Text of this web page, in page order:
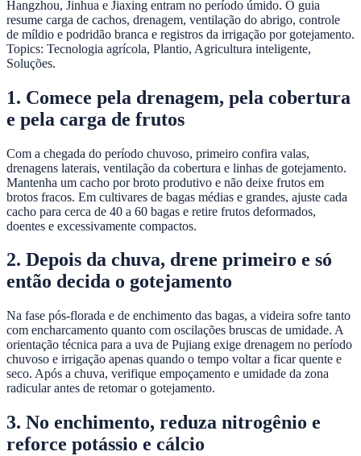
Hangzhou, Jinhua e Jiaxing entram no período úmido. O guia
resume carga de cachos, drenagem, ventilação do abrigo, controle
de míldio e podridão branca e registros da irrigação por gotejamento.
Topics: Tecnologia agrícola, Plantio, Agricultura inteligente,
Soluções.
1. Comece pela drenagem, pela cobertura
e pela carga de frutos
Com a chegada do período chuvoso, primeiro confira valas,
drenagens laterais, ventilação da cobertura e linhas de gotejamento.
Mantenha um cacho por broto produtivo e não deixe frutos em
brotos fracos. Em cultivares de bagas médias e grandes, ajuste cada
cacho para cerca de 40 a 60 bagas e retire frutos deformados,
doentes e excessivamente compactos.
2. Depois da chuva, drene primeiro e só
então decida o gotejamento
Na fase pós-florada e de enchimento das bagas, a videira sofre tanto
com encharcamento quanto com oscilações bruscas de umidade. A
orientação técnica para a uva de Pujiang exige drenagem no período
chuvoso e irrigação apenas quando o tempo voltar a ficar quente e
seco. Após a chuva, verifique empoçamento e umidade da zona
radicular antes de retomar o gotejamento.
3. No enchimento, reduza nitrogênio e
reforce potássio e cálcio